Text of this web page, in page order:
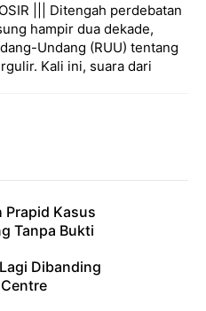
||| Ditengah perdebatan
hampir dua dekade,
Undang (RUU) tentang
Kali ini, suara dari
Prapid Kasus
Tanpa Bukti
Dibanding